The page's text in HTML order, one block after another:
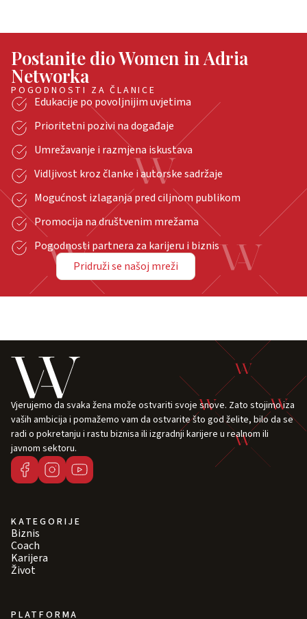
Postanite dio Women in Adria
Networka
POGODNOSTI ZA ČLANICE
Edukacije po povoljnijim uvjetima
Prioritetni pozivi na događaje
Umrežavanje i razmjena iskustava
Vidljivost kroz članke i autorske sadržaje
Mogućnost izlaganja pred ciljnom publikom
Promocija na društvenim mrežama
Pogodnosti partnera za karijeru i biznis
Pridruži se našoj mreži
Vjerujemo da svaka žena može ostvariti svoje snove. Zato stojimo iza
vaših ambicija i pomažemo vam da ostvarite što god želite, bilo da se
radi o pokretanju i rastu biznisa ili izgradnji karijere u realnom ili
javnom sektoru.
KATEGORIJE
Biznis
Coach
Karijera
Život
PLATFORMA